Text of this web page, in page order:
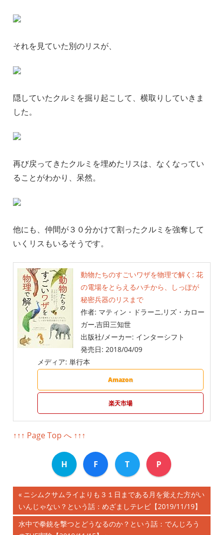
それを見ていた別のリスが、
隠していたクルミを掘り起こして、横取りしていきま
した。
再び戻ってきたクルミを埋めたリスは、なくなってい
ることがわかり、呆然。
他にも、仲間が３０分かけて割ったクルミを強奪して
いくリスもいるそうです。
動物たちのすごいワザを物理で解く: 花
の電場をとらえるハチから、しっぽが
秘密兵器のリスまで
作者: マティン・ドラーニ,リズ・カロー
ガー,吉田三知世
出版社/メーカー: インターシフト
発売日: 2018/04/09
メディア: 単行本
Amazon
楽天市場
↑↑↑ Page Top へ ↑↑↑
H F T P
投
稿
前
の
記
事:
ニシムクサムライよりも３１日まである月を覚えた方がい
いんじゃない？という話：めざましテレビ【2019/11/19】
次
水中で拳銃を撃つとどうなるのか？という話：でんじろう